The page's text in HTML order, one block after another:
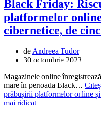
Black Friday:
platformelor
cibernetice, de
de Andreea Tudor
30 octombrie 2023
Magazinele online
mare în perioada Black…
prăbușirii platformelor online
mai ridicat